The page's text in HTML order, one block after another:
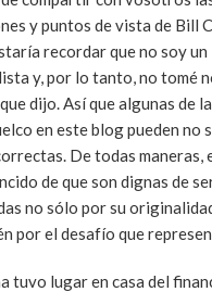
y puntos de vista de Bill
recordar que no soy un
y, por lo tanto, no tomé
dijo. Así que algunas de
en este blog pueden no
De todas maneras,
de que son dignas de
no sólo por su
por el desafío que
tuvo lugar en casa del